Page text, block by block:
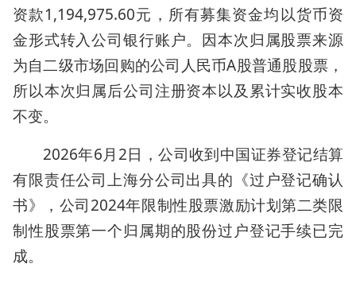
资款1,194,975.60元，所有募集资金均以货币资
金形式转入公司银行账户。因本次归属股票来源
为自二级市场回购的公司人民币A股普通股股票，
所以本次归属后公司注册资本以及累计实收股本
不变。
2026年6月2日，公司收到中国证券登记结算
有限责任公司上海分公司出具的《过户登记确认
书》，公司2024年限制性股票激励计划第二类限
制性股票第一个归属期的股份过户登记手续已完
成。